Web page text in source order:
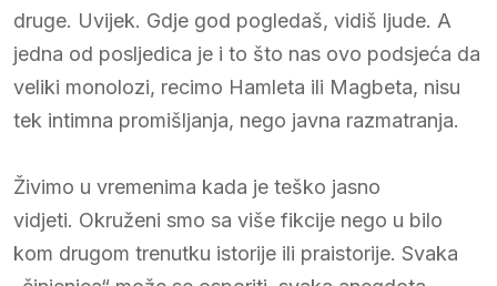
druge. Uvijek. Gdje god pogledaš, vidiš ljude. A
jedna od posljedica je i to što nas ovo podsjeća da
veliki monolozi, recimo Hamleta ili Magbeta, nisu
tek intimna promišljanja, nego javna razmatranja.
Živimo u vremenima kada je teško jasno
vidjeti. Okruženi smo sa više fikcije nego u bilo
kom drugom trenutku istorije ili praistorije. Svaka